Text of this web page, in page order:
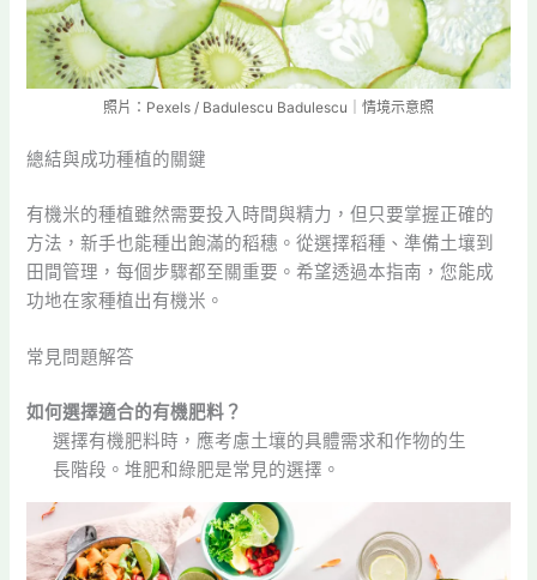
照片：Pexels / Badulescu Badulescu｜情境示意照
總結與成功種植的關鍵
有機米的種植雖然需要投入時間與精力，但只要掌握正確的
方法，新手也能種出飽滿的稻穗。從選擇稻種、準備土壤到
田間管理，每個步驟都至關重要。希望透過本指南，您能成
功地在家種植出有機米。
常見問題解答
如何選擇適合的有機肥料？
選擇有機肥料時，應考慮土壤的具體需求和作物的生
長階段。堆肥和綠肥是常見的選擇。